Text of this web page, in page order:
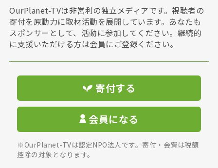
OurPlanet-TVは非営利の独立メディアです。視聴者の
寄付を原動力に取材活動を展開しています。あなたも
スポンサーとして、活動に参加してください。継続的
に支援いただける方は会員にご登録ください。
寄付する
会員になる
※OurPlanet-TVは認定NPO法人です。寄付・会費は税額
控除の対象となります。